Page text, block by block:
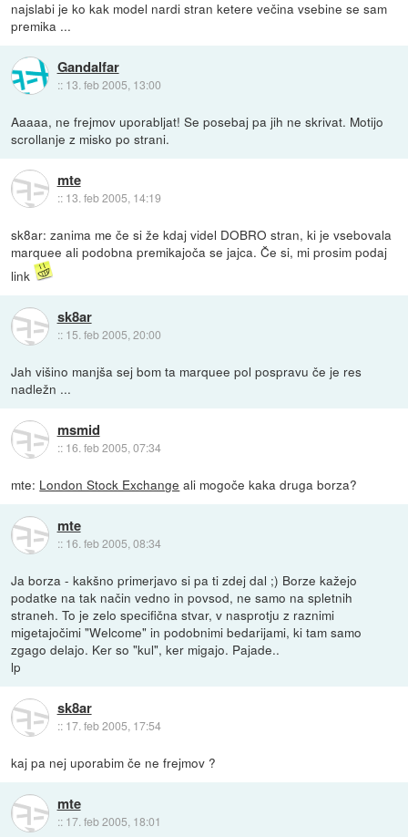
najslabi je ko kak model nardi stran ketere večina vsebine se sam
premika ...
Gandalfar
:: 13. feb 2005, 13:00
Aaaaa, ne frejmov uporabljat! Se posebaj pa jih ne skrivat. Motijo
scrollanje z misko po strani.
mte
:: 13. feb 2005, 14:19
sk8ar: zanima me če si že kdaj videl DOBRO stran, ki je vsebovala
marquee ali podobna premikajoča se jajca. Če si, mi prosim podaj
link
sk8ar
:: 15. feb 2005, 20:00
Jah višino manjša sej bom ta marquee pol pospravu če je res
nadležn ...
msmid
:: 16. feb 2005, 07:34
mte: London Stock Exchange ali mogoče kaka druga borza?
mte
:: 16. feb 2005, 08:34
Ja borza - kakšno primerjavo si pa ti zdej dal ;) Borze kažejo
podatke na tak način vedno in povsod, ne samo na spletnih
straneh. To je zelo specifična stvar, v nasprotju z raznimi
migetajočimi "Welcome" in podobnimi bedarijami, ki tam samo
zgago delajo. Ker so "kul", ker migajo. Pajade..
lp
sk8ar
:: 17. feb 2005, 17:54
kaj pa nej uporabim če ne frejmov ?
mte
:: 17. feb 2005, 18:01